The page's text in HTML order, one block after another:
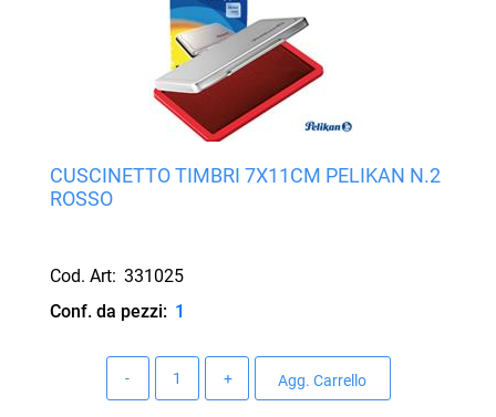
CUSCINETTO TIMBRI 7X11CM PELIKAN N.2
ROSSO
Cod. Art: 331025
Conf. da pezzi: 1
Agg. Carrello